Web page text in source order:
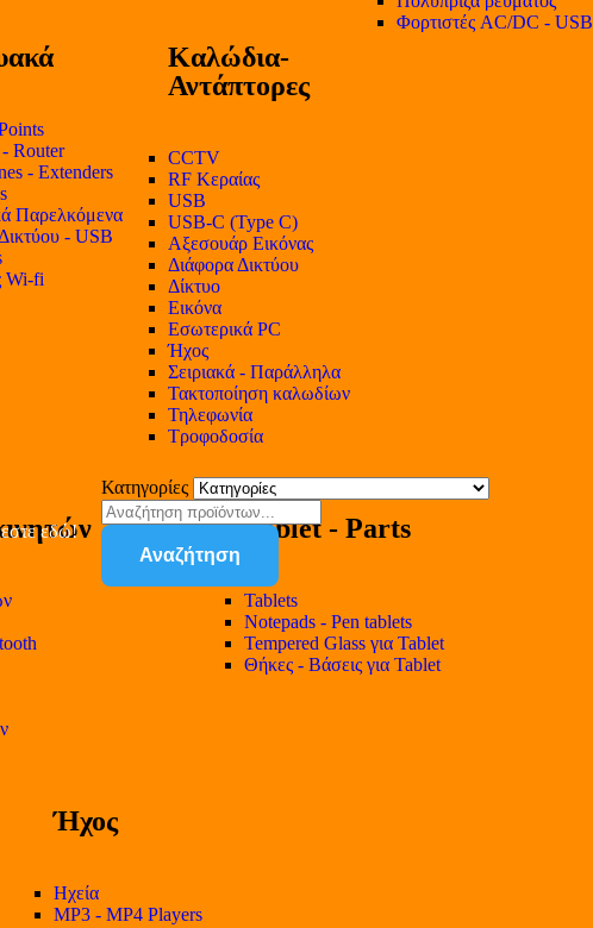
Router
- Extenders
Παρελκόμενα
- USB
Wi-fi
Καλώδια-
Αντάπτορες
CCTV
RF Κεραίας
USB
USB-C (Type C)
Αξεσουάρ Εικόνας
Διάφορα Δικτύου
Δίκτυο
Εικόνα
Εσωτερικά PC
Ήχος
Σειριακά - Παράλληλα
Τακτοποίηση καλωδίων
Τηλεφωνία
Τροφοδοσία
Φορτιστές AC/DC - USB
Tablet - Parts
Tablets
Notepads - Pen tablets
Tempered Glass για Tablet
Θήκες - Βάσεις για Tablet
Ήχος
Ηχεία
MP3 - MP4 Players
εδώ!
Κατηγορίες
Αναζήτηση